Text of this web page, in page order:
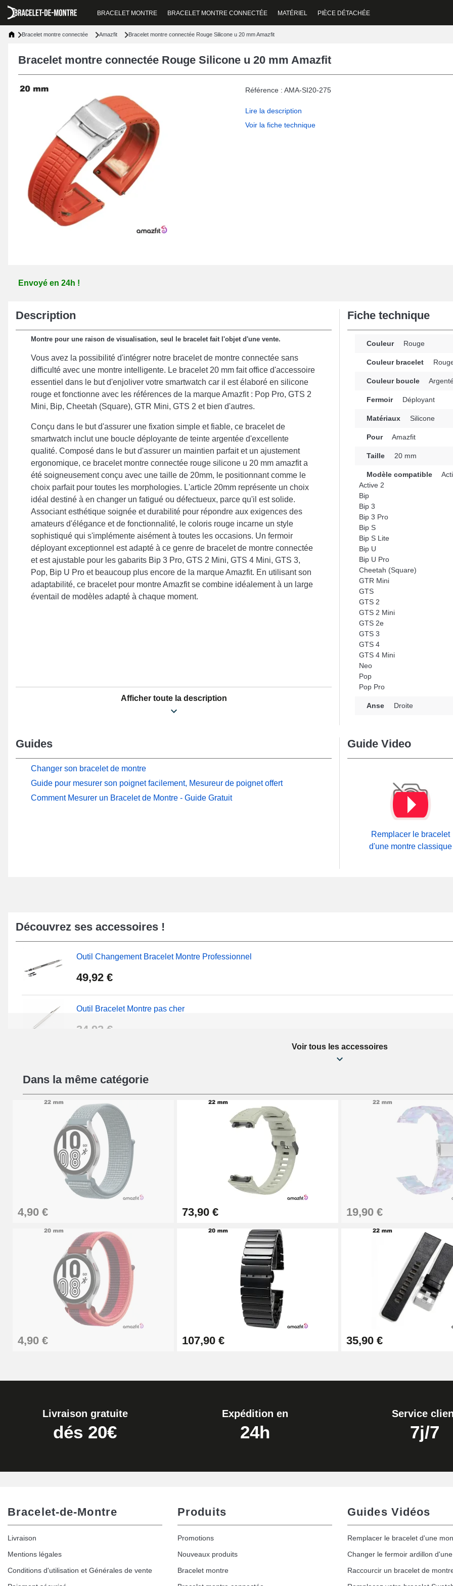
BRACELET MONTRE BRACELET MONTRE CONNECTÉE MATÉRIEL PIÈCE DÉTACHÉE
Bracelet montre connectée Amazfit Bracelet montre connectée Rouge Silicone u 20 mm Amazfit
Bracelet montre connectée Rouge Silicone u 20 mm Amazfit
Référence : AMA-SI20-275
Lire la description
Voir la fiche technique
Envoyé en 24h !
Description
Montre pour une raison de visualisation, seul le bracelet fait l'objet d'une vente.
Vous avez la possibilité d'intégrer notre bracelet de montre connectée sans
difficulté avec une montre intelligente. Le bracelet 20 mm fait office d'accessoire
essentiel dans le but d'enjoliver votre smartwatch car il est élaboré en silicone
rouge et fonctionne avec les références de la marque Amazfit : Pop Pro, GTS 2
Mini, Bip, Cheetah (Square), GTR Mini, GTS 2 et bien d'autres.
Conçu dans le but d'assurer une fixation simple et fiable, ce bracelet de
smartwatch inclut une boucle déployante de teinte argentée d'excellente
qualité. Composé dans le but d'assurer un maintien parfait et un ajustement
ergonomique, ce bracelet montre connectée rouge silicone u 20 mm amazfit a
été soigneusement conçu avec une taille de 20mm, le positionnant comme le
choix parfait pour toutes les morphologies. L'article 20mm représente un choix
idéal destiné à en changer un fatigué ou défectueux, parce qu'il est solide.
Associant esthétique soignée et durabilité pour répondre aux exigences des
amateurs d'élégance et de fonctionnalité, le coloris rouge incarne un style
sophistiqué qui s'implémente aisément à toutes les occasions. Un fermoir
déployant exceptionnel est adapté à ce genre de bracelet de montre connectée
et est ajustable pour les gabarits Bip 3 Pro, GTS 2 Mini, GTS 4 Mini, GTS 3,
Pop, Bip U Pro et beaucoup plus encore de la marque Amazfit. En utilisant son
adaptabilité, ce bracelet pour montre Amazfit se combine idéalement à un large
éventail de modèles adapté à chaque moment.
Afficher toute la description
Fiche technique
Couleur Rouge
Couleur bracelet
Couleur boucle
Fermoir Déployant
Matériaux Silicone
Pour Amazfit
Taille 20 mm
Modèle compatible
Active 2
Bip
Bip 3
Bip 3 Pro
Bip S
Bip S Lite
Bip U
Bip U Pro
Cheetah (Square)
GTR Mini
GTS
GTS 2
GTS 2 Mini
GTS 2e
GTS 3
GTS 4
GTS 4 Mini
Neo
Pop
Pop Pro
Anse Droite
Guides
Changer son bracelet de montre
Guide pour mesurer son poignet facilement, Mesureur de poignet offert
Comment Mesurer un Bracelet de Montre - Guide Gratuit
Guide Video
Remplacer le bracelet
d'une montre classique
Découvrez ses accessoires !
Outil Changement Bracelet Montre Professionnel
49,92 €
Outil Bracelet Montre pas cher
34,92 €
16,90 €
Pied à Coulisse Numérique
9,90 €
Kit Horlogerie Débutant
26,90 €
Boîte Pompe Bracelet Montre - Diamètre 1,50 mm - 8 à 25 mm
14,08 €
Boîte Pompe pour Bracelet Montre - Diamètre 1,80 mm - 8 à 25 mm
19,90 €
Extracteur de Bracelet de Montre Facile
Voir tous les accessoires
Dans la même catégorie
4,90 € 73,90 € 19,90 €
4,90 € 107,90 € 35,90 €
Livraison gratuite
dés 20€
Expédition en
24h
Service
7j/7
Bracelet-de-Montre
Livraison
Mentions légales
Conditions d'utilisation et Générales de vente
Produits
Promotions
Nouveaux produits
Bracelet montre
Guides Vidéos
Remplacer le bracelet d'une
Changer le fermoir ardillon
Raccourcir un bracelet de